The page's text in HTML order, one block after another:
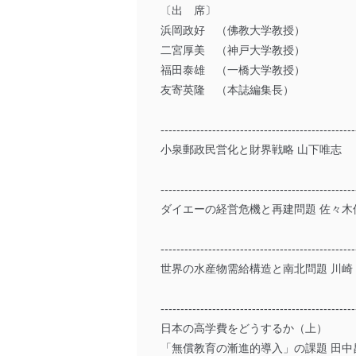
〔出 席〕
浜岡政好 （佛教大学教授）
二宮厚美 （神戸大学教授）
福田泰雄 （一橋大学教授）
友寄英隆 （本誌編集長）
小泉郵政民営化と財界戦略 山下唯志
ダイエーの経営危機と再建問題 佐々木
世界の水産物需給構造と南北問題 川
日本の高学費をどうするか（上）
「無償教育の漸進的導入」の課題 田中